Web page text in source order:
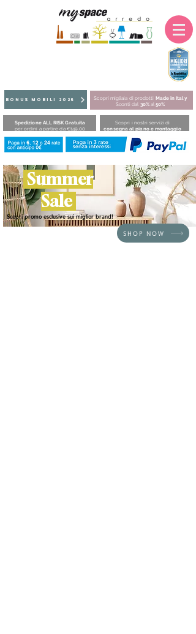
BONUS MOBILI 2025 Scopri migliaia di prodotti Made in Italy
Sconti dal 30%al50%
Spedizione ALL RISK Gratuita
per ordini a partire da €149,00
Scopri i nostri servizi di
consegna al piano e montaggio
Summer
Sale
SHOP NOW
Scopri promo esclusive sui miglior brand!